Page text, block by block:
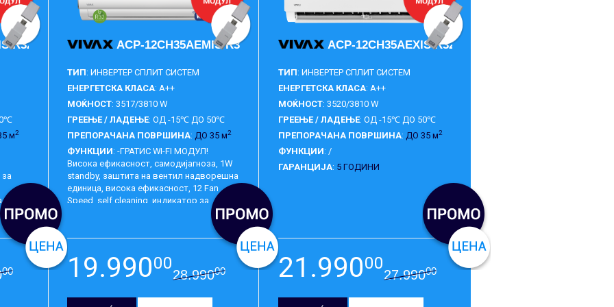
R32
м2
за
12
00
ACP-12CH35AEMIS R32
ТИП: ИНВЕРТЕР СПЛИТ СИСТЕМ
ЕНЕРГЕТСКА КЛАСА: A++
МОЌНОСТ: 3517/3810 W
ГРЕЕЊЕ / ЛАДЕЊЕ: ОД -15℃ ДО 50℃
ПРЕПОРАЧАНА ПОВРШИНА:ДО 35 м2
ФУНКЦИИ: -ГРАТИС WI-FI МОДУЛ!
Висока ефикасност, самодијагноза, 1W
standby, заштита на вентил надворешна
единица, висока ефикасност, 12 Fan
Speed, self cleaning, индикатор за
истекување на гасот за разладување,
безшумна операција, двосмерен одвод
на кондензат, дигитален екран, sleep
mode, тајмер, интелегентно отопување,
memory функција, турбо.
19.99000
28.99000
ACP-12CH35AEXIS R32
ТИП: ИНВЕРТЕР СПЛИТ СИСТЕМ
ЕНЕРГЕТСКА КЛАСА: A++
МОЌНОСТ: 3520/3810 W
ГРЕЕЊЕ / ЛАДЕЊЕ: ОД -15℃ ДО 50℃
ПРЕПОРАЧАНА ПОВРШИНА:ДО 35 м2
ФУНКЦИИ: /
ГАРАНЦИЈА: 5 ГОДИНИ
21.99000
27.99000